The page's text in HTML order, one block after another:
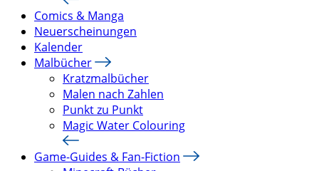
Comics & Manga
Neuerscheinungen
Kalender
Malbücher
Kratzmalbücher
Malen nach Zahlen
Punkt zu Punkt
Magic Water Colouring
Game-Guides & Fan-Fiction